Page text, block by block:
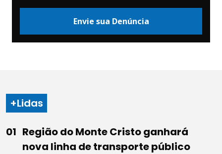
Envie sua Denúncia
+Lidas
Região do Monte Cristo ganhará
nova linha de transporte público